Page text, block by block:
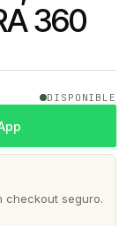
360
DISPONIBLE
checkout seguro.